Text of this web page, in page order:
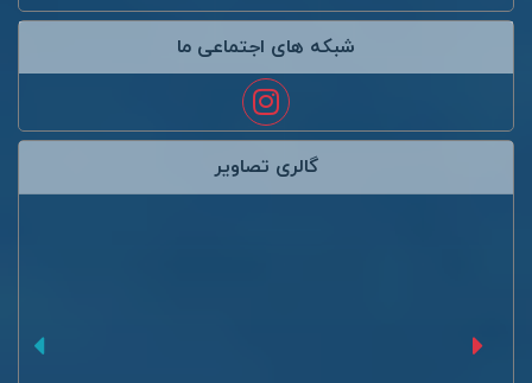
شبکه های اجتماعی ما
گالری تصاویر